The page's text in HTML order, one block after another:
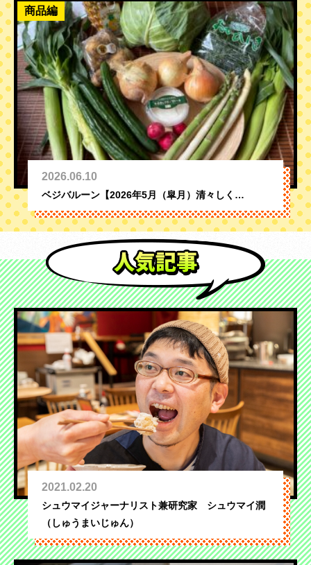
商品編
2026.06.10
ベジバルーン【2026年5月（皐月）清々しく…
2021.02.20
シュウマイジャーナリスト兼研究家 シュウマイ潤
（しゅうまいじゅん）